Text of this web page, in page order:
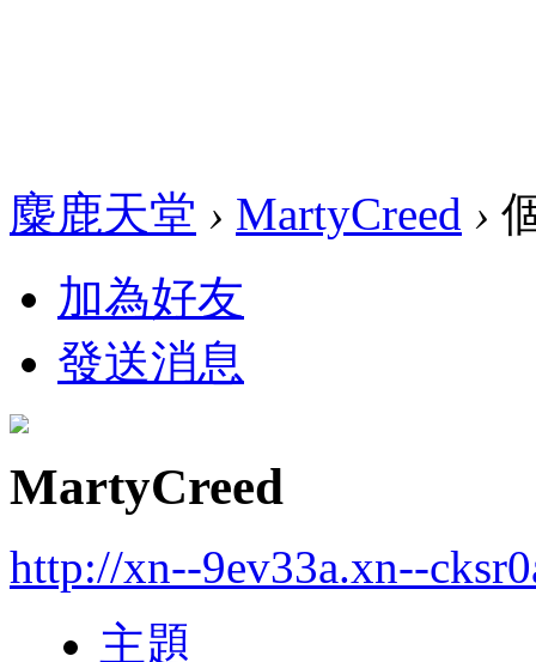
麋鹿天堂 › MartyCreed ›
加為好友
發送消息
MartyCreed
http://xn--9ev33a.xn--
主題